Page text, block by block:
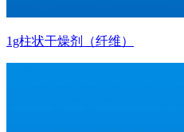
1g柱状干燥剂（纤维）